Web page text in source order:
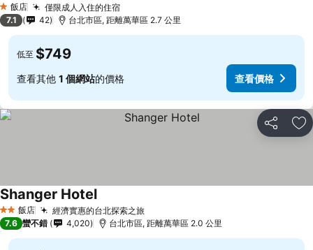
1 星級
飯店 僅限成人入住的住宿
7.1 42 台北市區, 距離萬華區 2.7 公里
低至 $749
查看其他 1 個網站的價格 查看價格
分享 加
2 星級飯店 經濟實惠的台北探索之旅
Shanger Hotel
7.6 蠻不錯 4,020 台北市區, 距離萬華區 2.0 公里